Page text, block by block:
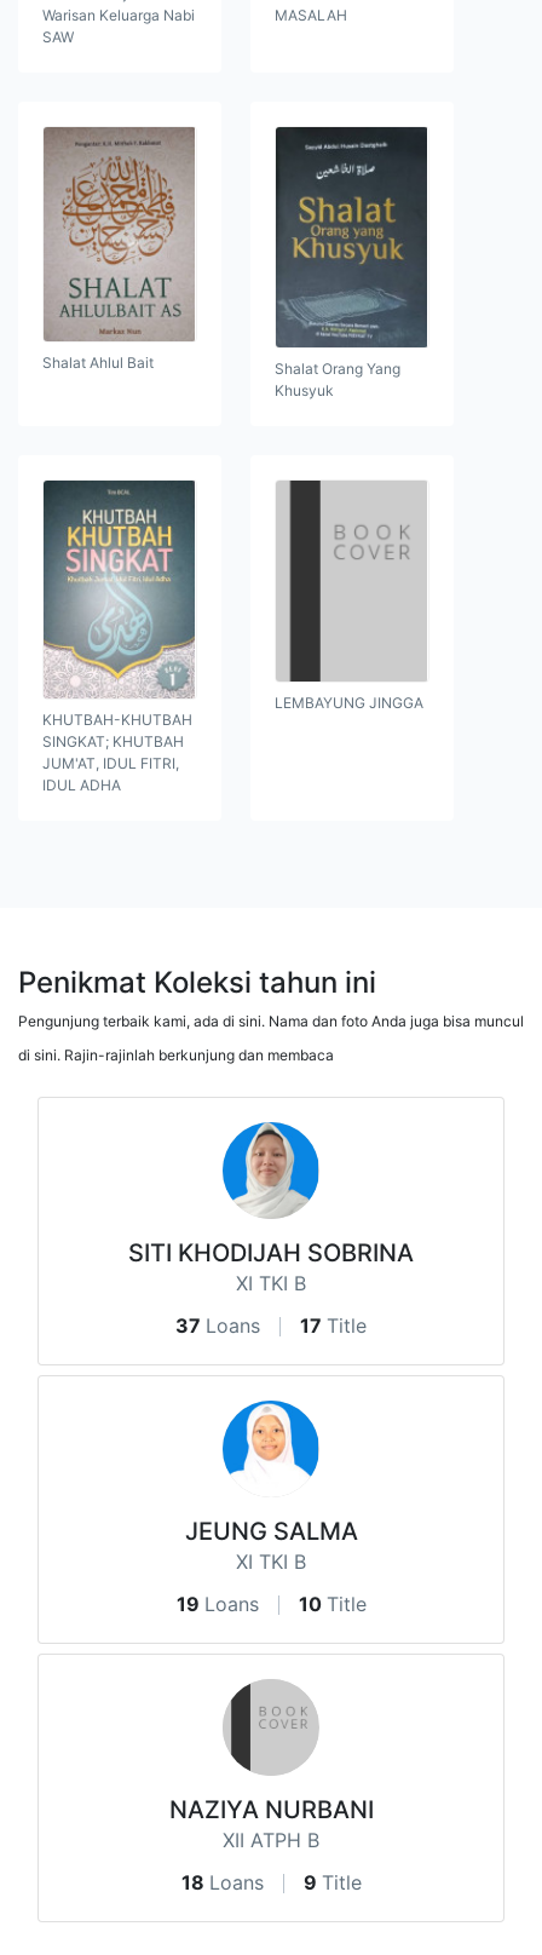
Warisan Keluarga Nabi
SAW
MASALAH
Shalat Ahlul Bait
Shalat Orang Yang
Khusyuk
KHUTBAH-KHUTBAH
SINGKAT; KHUTBAH
JUM'AT, IDUL FITRI,
IDUL ADHA
LEMBAYUNG JINGGA
Penikmat Koleksi tahun ini
Pengunjung terbaik kami, ada di sini. Nama dan foto Anda juga bisa muncul
di sini. Rajin-rajinlah berkunjung dan membaca
SITI KHODIJAH SOBRINA
XI TKI B
37 Loans 17 Title
JEUNG SALMA
XI TKI B
19 Loans 10 Title
NAZIYA NURBANI
XII ATPH B
18 Loans 9 Title